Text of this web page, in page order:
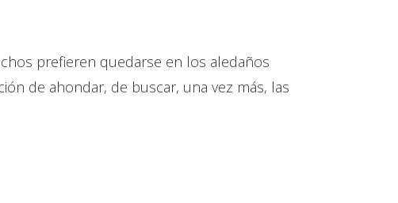
prefieren quedarse en los aledaños
de ahondar, de buscar, una vez más, las